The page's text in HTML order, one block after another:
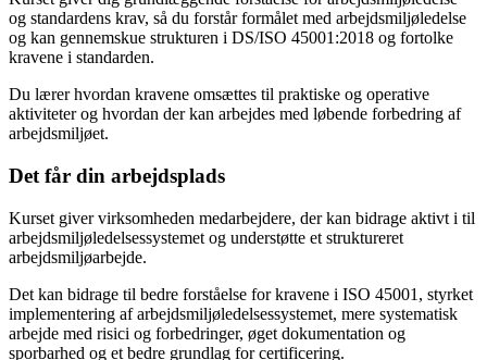
og standardens krav, så du forstår formålet med arbejdsmiljøledelse
og kan gennemskue strukturen i DS/ISO 45001:2018 og fortolke
kravene i standarden.
Du lærer hvordan kravene omsættes til praktiske og operative
aktiviteter og hvordan der kan arbejdes med løbende forbedring af
arbejdsmiljøet.
Det får din arbejdsplads
Kurset giver virksomheden medarbejdere, der kan bidrage aktivt i til
arbejdsmiljøledelsessystemet og understøtte et struktureret
arbejdsmiljøarbejde.
Det kan bidrage til bedre forståelse for kravene i ISO 45001, styrket
implementering af arbejdsmiljøledelsessystemet, mere systematisk
arbejde med risici og forbedringer, øget dokumentation og
sporbarhed og et bedre grundlag for certificering.